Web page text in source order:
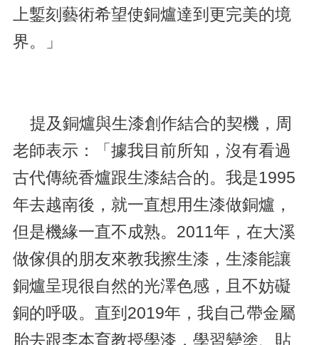
上鏨刻藝術希望使銅爐達到更完美的境
界。」
提及銅爐與生漆創作結合的契機，周
老師表示：「據我目前所知，沒有看過
古代傳統香爐跟生漆結合的。我是1995
年去越南後，就一直想用生漆做銅爐，
但是機緣一直不成熟。2011年，在大溪
做傢俱的朋友來教我擦生漆，生漆能讓
銅爐呈現很自然的光澤色感，且不妨礙
銅的呼吸。直到2019年，我自己帶金屬
胎去跟李本育教授學漆，學習變塗、貼